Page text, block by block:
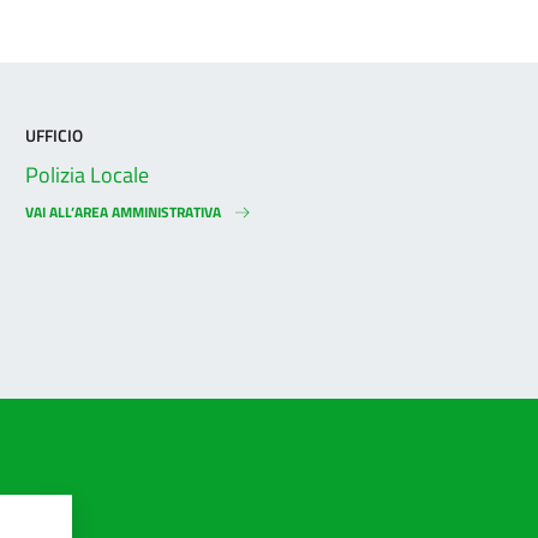
UFFICIO
Polizia Locale
VAI ALL’AREA AMMINISTRATIVA